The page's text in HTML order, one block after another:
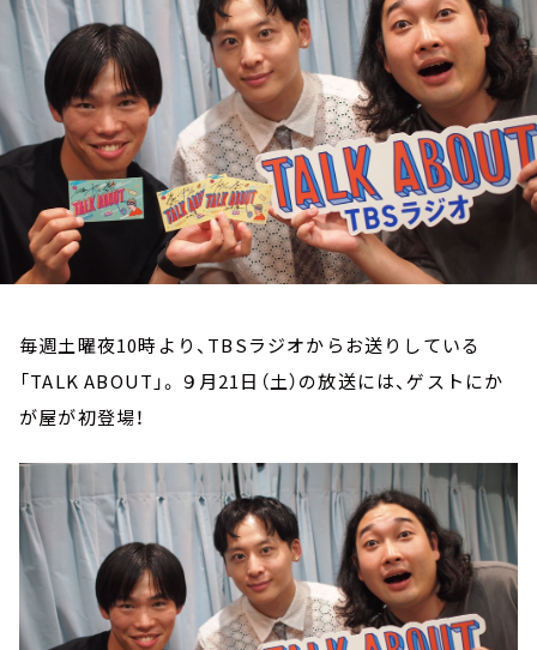
毎週土曜夜10時より、TBSラジオからお送りしている
「TALK ABOUT」。９月21日（土）の放送には、ゲストにか
が屋が初登場！